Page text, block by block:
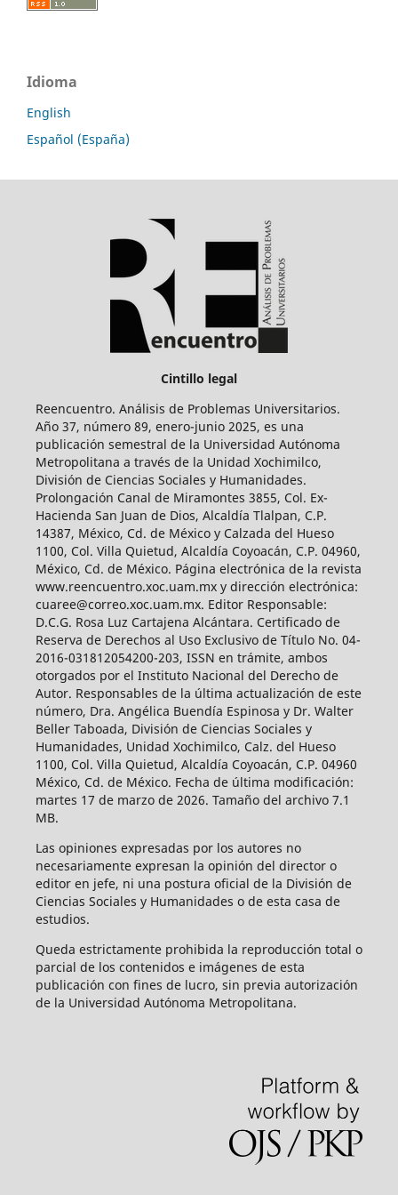
Idioma
English
Español (España)
Cintillo legal
Reencuentro. Análisis de Problemas Universitarios.
Año 37, número 89, enero-junio 2025, es una
publicación semestral de la Universidad Autónoma
Metropolitana a través de la Unidad Xochimilco,
División de Ciencias Sociales y Humanidades.
Prolongación Canal de Miramontes 3855, Col. Ex-
Hacienda San Juan de Dios, Alcaldía Tlalpan, C.P.
14387, México, Cd. de México y Calzada del Hueso
1100, Col. Villa Quietud, Alcaldía Coyoacán, C.P. 04960,
México, Cd. de México. Página electrónica de la revista
www.reencuentro.xoc.uam.mx y dirección electrónica:
cuaree@correo.xoc.uam.mx. Editor Responsable:
D.C.G. Rosa Luz Cartajena Alcántara. Certificado de
Reserva de Derechos al Uso Exclusivo de Título No. 04-
2016-031812054200-203, ISSN en trámite, ambos
otorgados por el Instituto Nacional del Derecho de
Autor. Responsables de la última actualización de este
número, Dra. Angélica Buendía Espinosa y Dr. Walter
Beller Taboada, División de Ciencias Sociales y
Humanidades, Unidad Xochimilco, Calz. del Hueso
1100, Col. Villa Quietud, Alcaldía Coyoacán, C.P. 04960
México, Cd. de México. Fecha de última modificación:
martes 17 de marzo de 2026. Tamaño del archivo 7.1
MB.
Las opiniones expresadas por los autores no
necesariamente expresan la opinión del director o
editor en jefe, ni una postura oficial de la División de
Ciencias Sociales y Humanidades o de esta casa de
estudios.
Queda estrictamente prohibida la reproducción total o
parcial de los contenidos e imágenes de esta
publicación con fines de lucro, sin previa autorización
de la Universidad Autónoma Metropolitana.